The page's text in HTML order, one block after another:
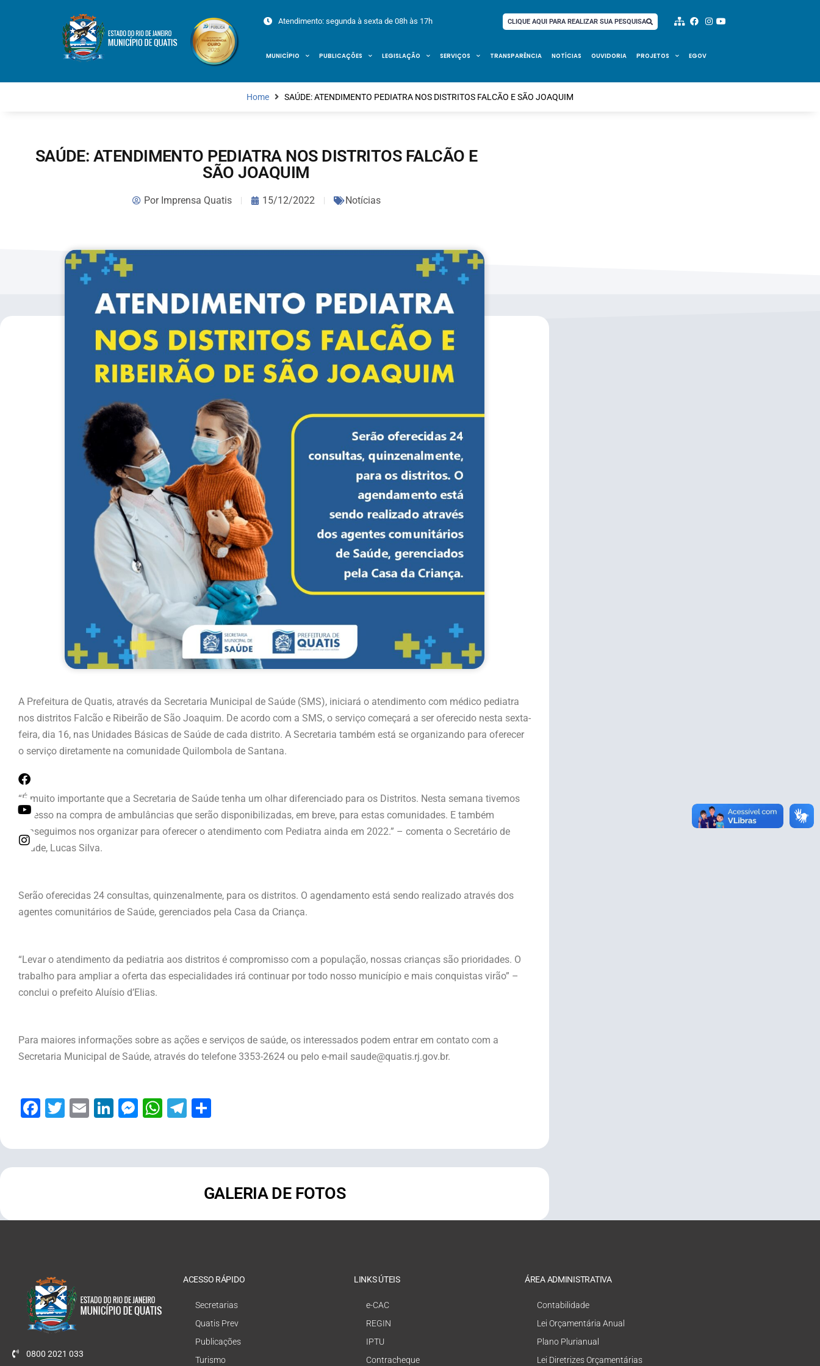
Atendimento: segunda à sexta de 08h às 17h CLIQUE AQUI PARA REALIZAR SUA PESQUISA
MUNICÍPIO PUBLICAÇÕES LEGISLAÇÃO SERVIÇOS TRANSPARÊNCIA NOTÍCIAS OUVIDORIA PROJETOS EGOV
Home SAÚDE: ATENDIMENTO PEDIATRA NOS DISTRITOS FALCÃO E SÃO JOAQUIM
SAÚDE: ATENDIMENTO PEDIATRA NOS DISTRITOS FALCÃO E
SÃO JOAQUIM
PorImprensa Quatis 15/12/2022 Notícias
A Prefeitura de Quatis, através da Secretaria Municipal de Saúde (SMS), iniciará o atendimento com médico pediatra
nos distritos Falcão e Ribeirão de São Joaquim. De acordo com a SMS, o serviço começará a ser oferecido nesta sexta-
feira, dia 16, nas Unidades Básicas de Saúde de cada distrito. A Secretaria também está se organizando para oferecer
o serviço diretamente na comunidade Quilombola de Santana.
“É muito importante que a Secretaria de Saúde tenha um olhar diferenciado para os Distritos. Nesta semana tivemos
sucesso na compra de ambulâncias que serão disponibilizadas, em breve, para estas comunidades. E também
conseguimos nos organizar para oferecer o atendimento com Pediatra ainda em 2022.” – comenta o Secretário de
Saúde, Lucas Silva.
Serão oferecidas 24 consultas, quinzenalmente, para os distritos. O agendamento está sendo realizado através dos
agentes comunitários de Saúde, gerenciados pela Casa da Criança.
“Levar o atendimento da pediatria aos distritos é compromisso com a população, nossas crianças são prioridades. O
trabalho para ampliar a oferta das especialidades irá continuar por todo nosso município e mais conquistas virão” –
conclui o prefeito Aluísio d’Elias.
Para maiores informações sobre as ações e serviços de saúde, os interessados podem entrar em contato com a
Secretaria Municipal de Saúde, através do telefone 3353-2624 ou pelo e-mail saude@quatis.rj.gov.br.
Facebook
Twitter
EmailLinkedIn
Messenger
WhatsApp
Telegram
GALERIA DE FOTOS
0800 2021 033
ACESSO RÁPIDO
Secretarias
Quatis Prev
Publicações
Turismo
LINKS ÚTEIS
e-CAC
REGIN
IPTU
Contracheque
ÁREA ADMINISTRATIVA
Contabilidade
Lei Orçamentária Anual
Plano Plurianual
Lei Diretrizes Orçamentárias